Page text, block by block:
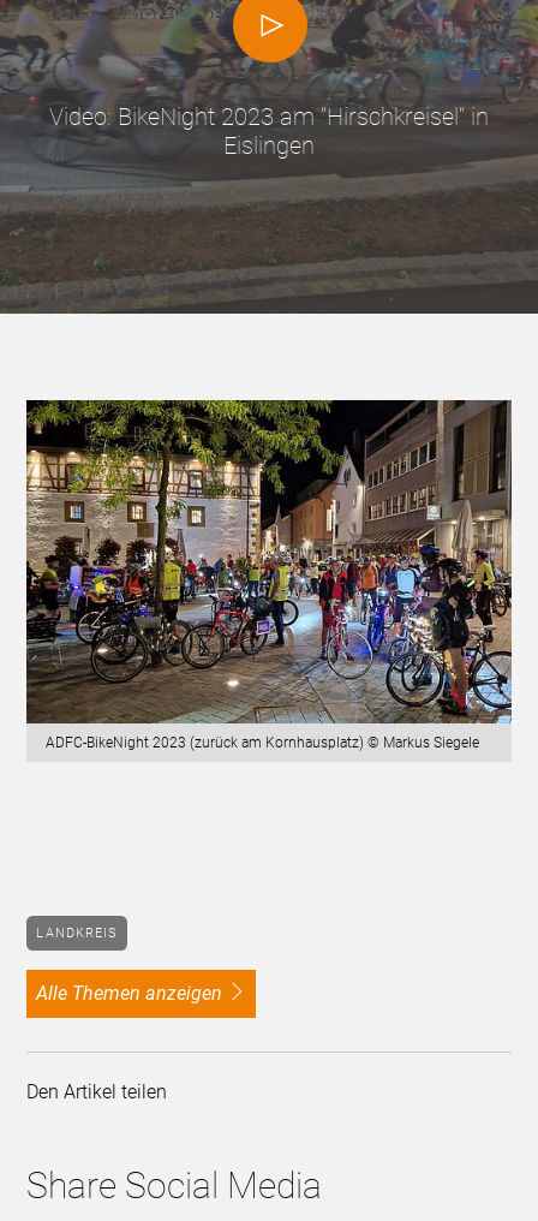
Video: BikeNight 2023 am "Hirschkreisel" in
Eislingen
ADFC-BikeNight 2023 (zurück am Kornhausplatz) © Markus Siegele
LANDKREIS
alle Themen anzeigen
Den Artikel teilen
Share Social Media